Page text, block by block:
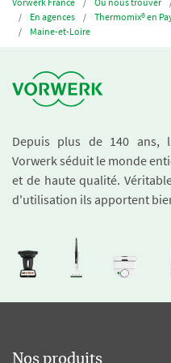
En agences
Thermomix® en
Maine-et-Loire
Depuis plus de 140 ans,
Vorwerk séduit le monde
et de haute qualité.
d'utilisation ils apportent
Nos produits